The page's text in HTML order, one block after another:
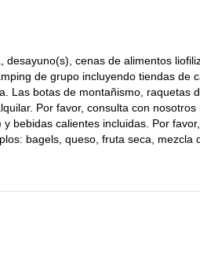
cenas de alimentos
de grupo incluyendo tiendas de
Las botas de montañismo, raquetas
Por favor, consulta con
bebidas calientes incluidas. Por
bagels, queso, fruta seca, mezcla